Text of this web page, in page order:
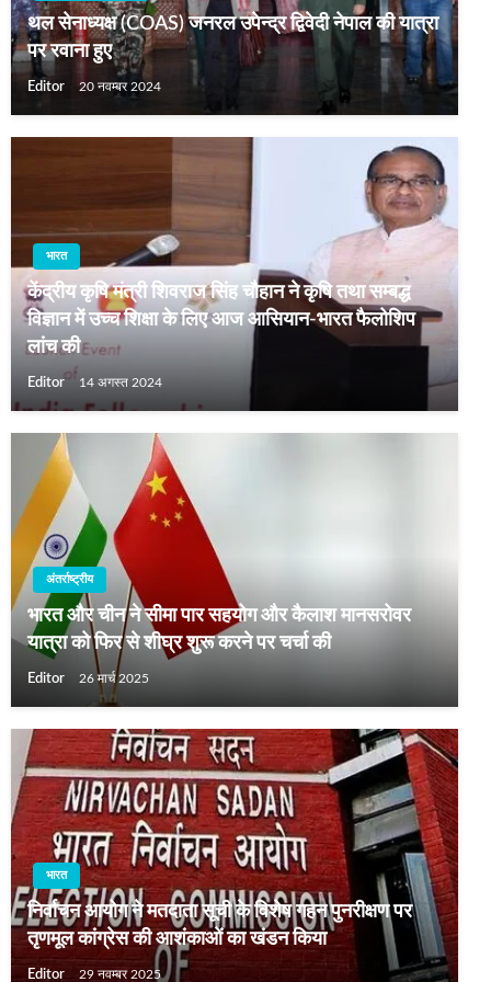
थल सेनाध्यक्ष (COAS) जनरल उपेन्द्र द्विवेदी नेपाल की यात्रा
पर रवाना हुए
Editor 20 नवम्बर 2024
भारत
केंद्रीय कृषि मंत्री शिवराज सिंह चौहान ने कृषि तथा सम्बद्ध
विज्ञान में उच्च शिक्षा के लिए आज आसियान-भारत फैलोशिप
लांच की
Editor 14 अगस्त 2024
अंतर्राष्ट्रीय
भारत और चीन ने सीमा पार सहयोग और कैलाश मानसरोवर
यात्रा को फिर से शीघ्र शुरू करने पर चर्चा की
Editor 26 मार्च 2025
भारत
निर्वाचन आयोग ने मतदाता सूची के विशेष गहन पुनरीक्षण पर
तृणमूल कांग्रेस की आशंकाओं का खंडन किया
Editor 29 नवम्बर 2025